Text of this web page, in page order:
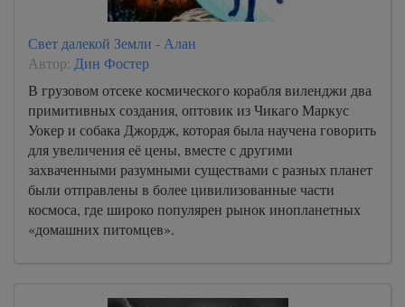
Свет далекой Земли - Алан
Автор: Дин Фостер
В грузовом отсеке космического корабля виленджи два
примитивных создания, оптовик из Чикаго Маркус
Уокер и собака Джордж, которая была научена говорить
для увеличения её цены, вместе с другими
захваченными разумными существами с разных планет
были отправлены в более цивилизованные части
космоса, где широко популярен рынок инопланетных
«домашних питомцев».